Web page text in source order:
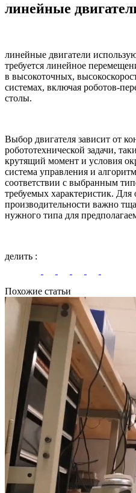
линейные
линейные двигатели
требуется линейное
в высокоточных,
системах, включая роботов-
столы.
Выбор двигателя зависит от
робототехнической задачи,
крутящий момент и условия
система управления и
соответствии с выбранным
требуемых характеристик.
производительности важно
нужного типа для
делить :
Похожие статьи